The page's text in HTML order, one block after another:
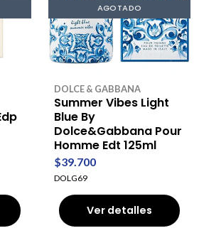
AGOTADO
DOLCE & GABBANA
Summer Vibes Light
Blue By
Dolce&Gabbana Pour
Homme Edt 125ml
$39.700
DOLG69
Ver detalles